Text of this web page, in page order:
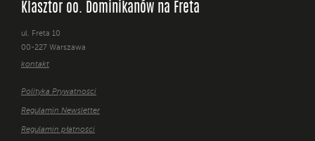
Klasztor oo. Dominikanów na Freta
ul. Freta 10
00-227 Warszawa
kontakt
Polityka Prywatności
Regulamin Newsletter
Regulamin płatności